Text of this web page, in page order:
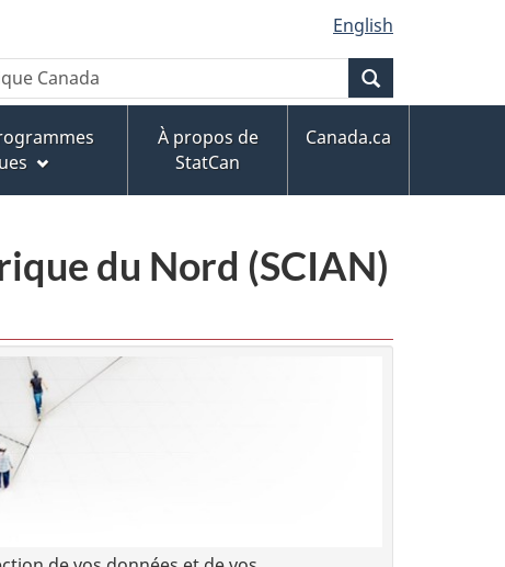
English
À propos de
StatCan
Canada.ca
du Nord (SCIAN)